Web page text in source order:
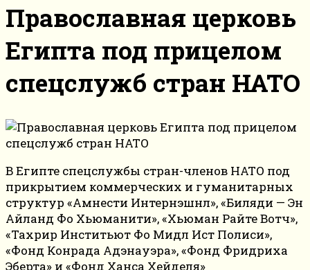
Православная церковь
Египта под прицелом
спецслужб стран НАТО
В Египте спецслужбы стран-членов НАТО под
прикрытием коммерческих и гуманитарных
структур «Амнести Интернэшнл», «Биляди — Эн
Айланд Фо Хьюманити», «Хьюман Райте Вотч»,
«Тахрир Инститьют Фо Мидл Ист Полиси»,
«Фонд Конрада Адэнауэра», «Фонд Фридриха
Эберта» и «Фонд Ханса Хейделя»